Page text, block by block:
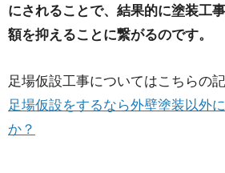
にされることで、結果的に塗装工
額を抑えることに繋がるのです。
足場仮設工事についてはこちらの
足場仮設をするなら外壁塗装以外
か？